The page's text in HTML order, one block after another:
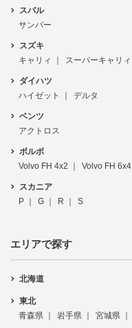
スバル
サンバー
スズキ
キャリィ
スーパーキャリィ
ダイハツ
ハイゼット
デルタ
ベンツ
アクトロス
ボルボ
Volvo FH 4x2
Volvo FH 6x4
スカニア
P
G R S
エリアで探す
北海道
東北
青森県
岩手県 宮城県